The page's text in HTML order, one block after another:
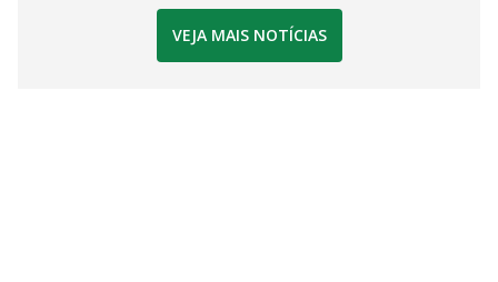
VEJA MAIS NOTÍCIAS